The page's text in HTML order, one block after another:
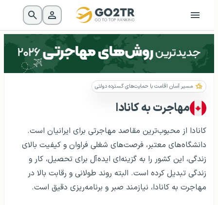
مسیر آسان اقامت با حمایت‌های گسترده دولتی
مهاجرت به کانادا
کانادا از محبوب‌ترین مقاصد مهاجرتی برای ایرانیان است.
دانشگاه‌های معتبر، فرصت‌های شغلی فراوان و کیفیت بالای
زندگی، این کشور را به گزینه‌ای ایده‌آل برای تحصیل، کار و
زندگی تبدیل کرده است. البته روند طولانی و رقابت بالا در
مهاجرت به کانادا، نیازمند صبر و برنامه‌ریزی دقیق است.